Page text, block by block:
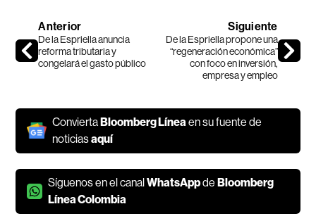
Anterior
De la Espriella anuncia
reforma tributaria y
congelará el gasto público
Siguiente
De la Espriella propone una
“regeneración económica”
con foco en inversión,
empresa y empleo
ConviertaBloomberg Líneaen su fuente de
noticiasaquí
Síguenos en el canalWhatsAppdeBloomberg
Línea Colombia